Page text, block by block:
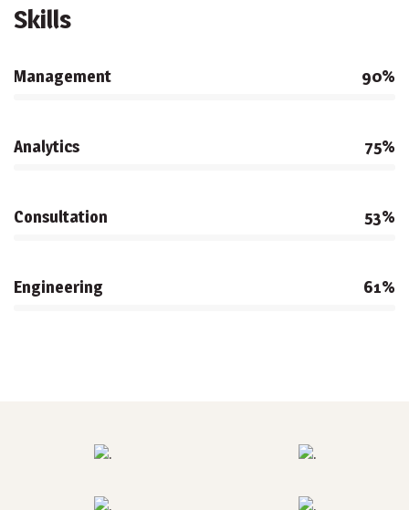
Skills
Management 90%
Analytics 75%
Consultation 53%
Engineering 61%